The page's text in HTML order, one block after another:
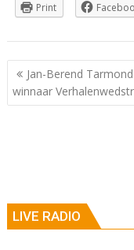
Print
Jan-Berend
winnaar
LIVE RADIO